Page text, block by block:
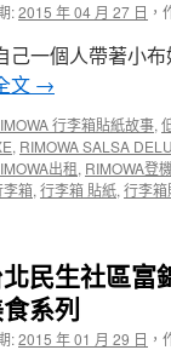
:2015 年 04 月 27 日 ，
己一個人帶著小
文 →
行李箱貼紙故事,
, RIMOWA SALSA
出租, RIMOWA登
李箱, 行李箱 貼紙, 行李箱
北民生社區
系列
:2015 年 01 月 29 日 ，